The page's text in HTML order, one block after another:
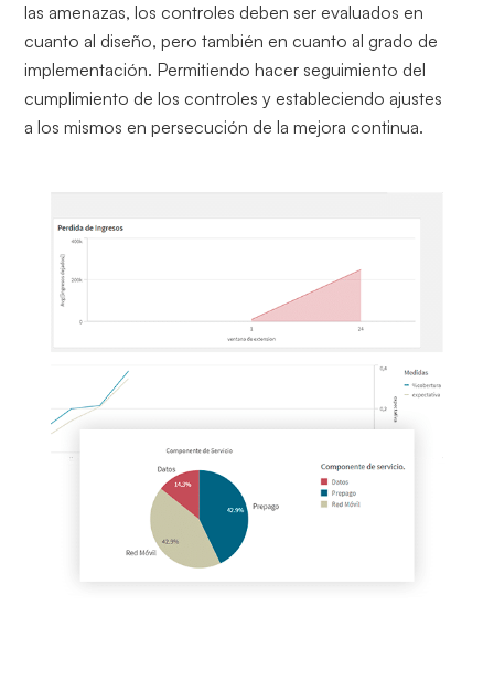
las amenazas, los controles deben ser evaluados en
cuanto al diseño, pero también en cuanto al grado de
implementación. Permitiendo hacer seguimiento del
cumplimiento de los controles y estableciendo ajustes
a los mismos en persecución de la mejora continua.